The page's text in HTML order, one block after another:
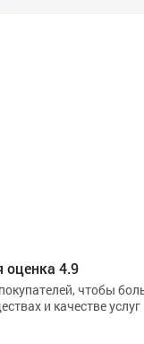
оценка 4.9
чтобы
и качестве услуг